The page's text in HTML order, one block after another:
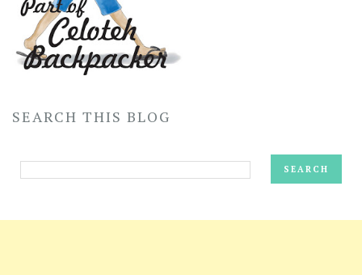
SEARCH THIS BLOG